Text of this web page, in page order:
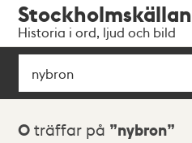
navigationen
huvudinnehållet
Stockholmskällan
Historia i ord, ljud och bild
Sök
Sökresultat
0 träffar på nybron